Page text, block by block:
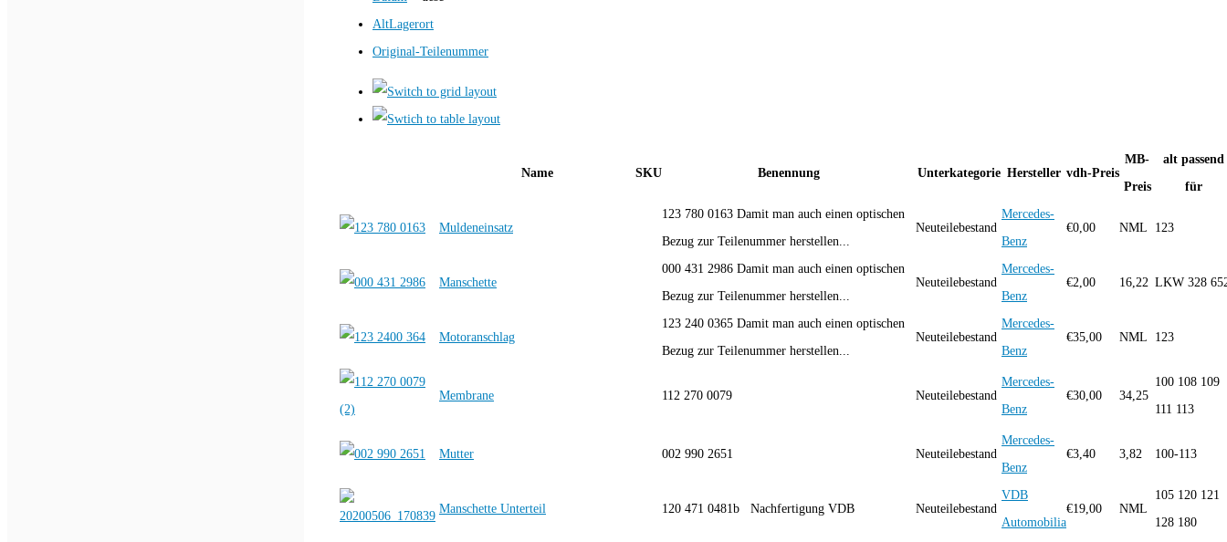
AltLagerort
Original-Teilenummer
Name SKU Benennung Unterkategorie Hersteller vdh-Preis
MB-
Preis
alt passend
für
Muldeneinsatz
123 780 0163 Damit man auch einen optischen
Bezug zur Teilenummer herstellen...
Neuteilebestand
Mercedes-
Benz
€0,00 NML 123
Manschette
000 431 2986 Damit man auch einen optischen
Bezug zur Teilenummer herstellen...
Neuteilebestand
Mercedes-
Benz
€2,00 16,22 LKW 328
Motoranschlag
123 240 0365 Damit man auch einen optischen
Bezug zur Teilenummer herstellen...
Neuteilebestand
Mercedes-
Benz
€35,00 NML 123
Membrane 112 270 0079 Neuteilebestand
Mercedes-
Benz
€30,00 34,25
100 108 109
111 113
Mutter 002 990 2651 Neuteilebestand
Mercedes-
Benz
€3,40 3,82 100-113
Manschette Unterteil 120 471 0481b Nachfertigung VDB Neuteilebestand
VDB
Automobilia
€19,00 NML
105 120 121
128 180